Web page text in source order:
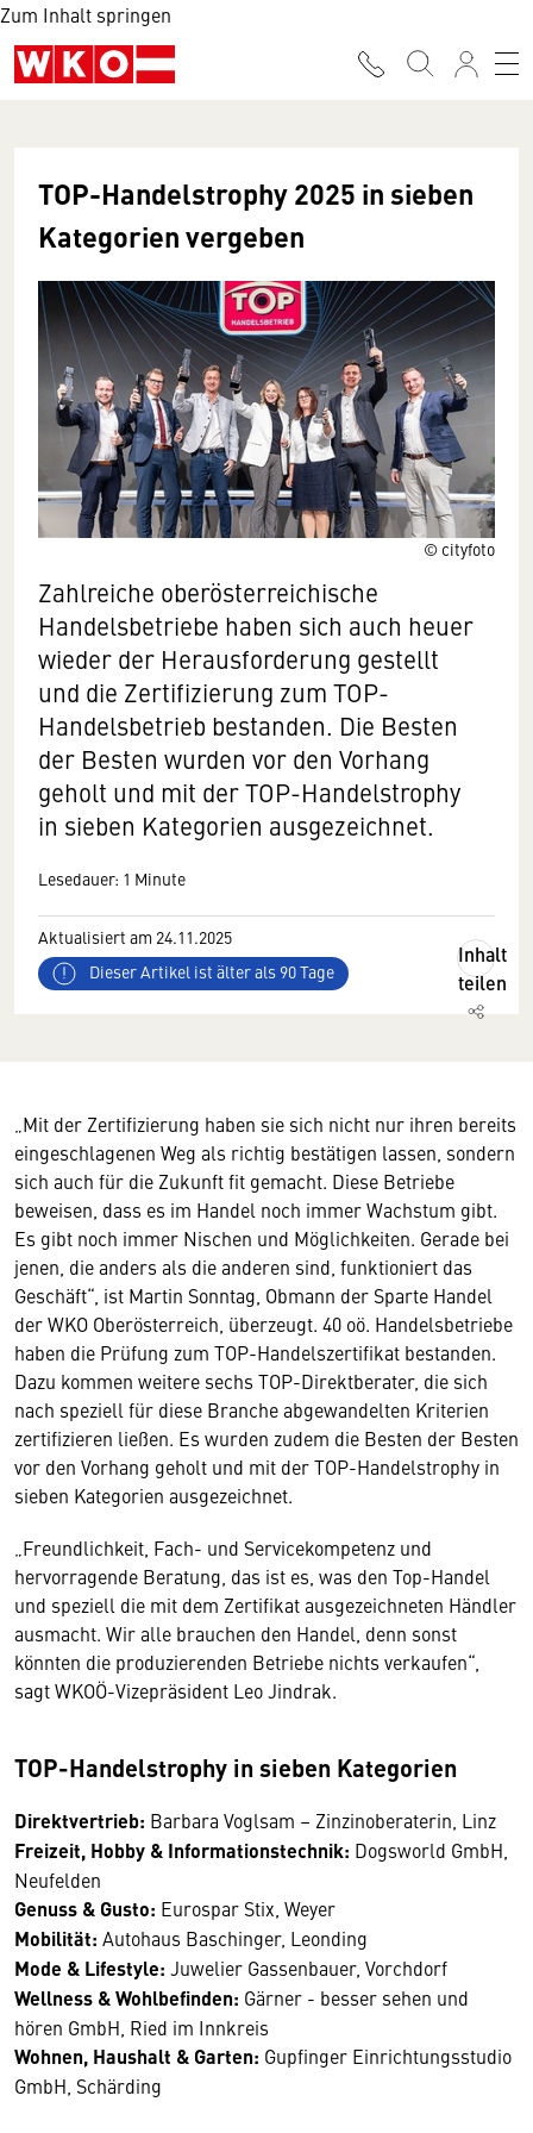
Zum Inhalt springen
© cityfoto
TOP-Handelstrophy 2025 in sieben
Kategorien vergeben
Zahlreiche oberösterreichische
Handelsbetriebe haben sich auch heuer
wieder der Herausforderung gestellt
und die Zertifizierung zum TOP-
Handelsbetrieb bestanden. Die Besten
der Besten wurden vor den Vorhang
geholt und mit der TOP-Handelstrophy
in sieben Kategorien ausgezeichnet.
Lesedauer: 1 Minute
Aktualisiert am 24.11.2025
Dieser Artikel ist älter als 90 Tage
Inhalt
teilen
„Mit der Zertifizierung haben sie sich nicht nur ihren bereits
eingeschlagenen Weg als richtig bestätigen lassen, sondern
sich auch für die Zukunft fit gemacht. Diese Betriebe
beweisen, dass es im Handel noch immer Wachstum gibt.
Es gibt noch immer Nischen und Möglichkeiten. Gerade bei
jenen, die anders als die anderen sind, funktioniert das
Geschäft“, ist Martin Sonntag, Obmann der Sparte Handel
der WKO Oberösterreich, überzeugt. 40 oö. Handelsbetriebe
haben die Prüfung zum TOP-Handelszertifikat bestanden.
Dazu kommen weitere sechs TOP-Direktberater, die sich
nach speziell für diese Branche abgewandelten Kriterien
zertifizieren ließen. Es wurden zudem die Besten der Besten
vor den Vorhang geholt und mit der TOP-Handelstrophy in
sieben Kategorien ausgezeichnet.
„Freundlichkeit, Fach- und Servicekompetenz und
hervorragende Beratung, das ist es, was den Top-Handel
und speziell die mit dem Zertifikat ausgezeichneten Händler
ausmacht. Wir alle brauchen den Handel, denn sonst
könnten die produzierenden Betriebe nichts verkaufen“,
sagt WKOÖ-Vizepräsident Leo Jindrak.
TOP-Handelstrophy in sieben Kategorien
Direktvertrieb: Barbara Voglsam – Zinzinoberaterin, Linz
Freizeit, Hobby & Informationstechnik: Dogsworld GmbH,
Neufelden
Genuss & Gusto: Eurospar Stix, Weyer
Mobilität: Autohaus Baschinger, Leonding
Mode & Lifestyle: Juwelier Gassenbauer, Vorchdorf
Wellness & Wohlbefinden: Gärner - besser sehen und
hören GmbH, Ried im Innkreis
Wohnen, Haushalt & Garten: Gupfinger Einrichtungsstudio
GmbH, Schärding